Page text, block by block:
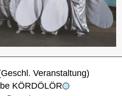
Veranstaltung)
KÖRDÖLÖR